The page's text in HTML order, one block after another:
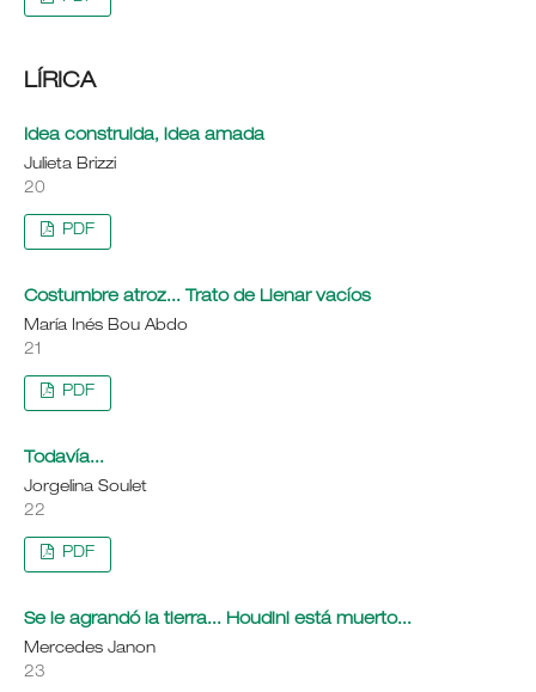
LÍRICA
Idea construida, idea amada
Julieta Brizzi
20
PDF
Costumbre atroz... Trato de Llenar vacíos
María Inés Bou Abdo
21
PDF
Todavía...
Jorgelina Soulet
22
PDF
Se le agrandó la tierra... Houdini está muerto...
Mercedes Janon
23